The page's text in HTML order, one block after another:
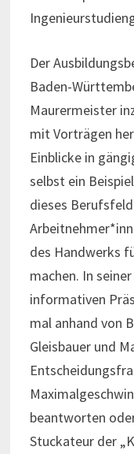
Der
Baden-
Maurermeister
mit Vorträgen
Einblicke in
selbst ein
dieses
des Handwerks
machen. In
informativen
mal anhand von
Gleisbauer und
beantworten
Stuckateur der